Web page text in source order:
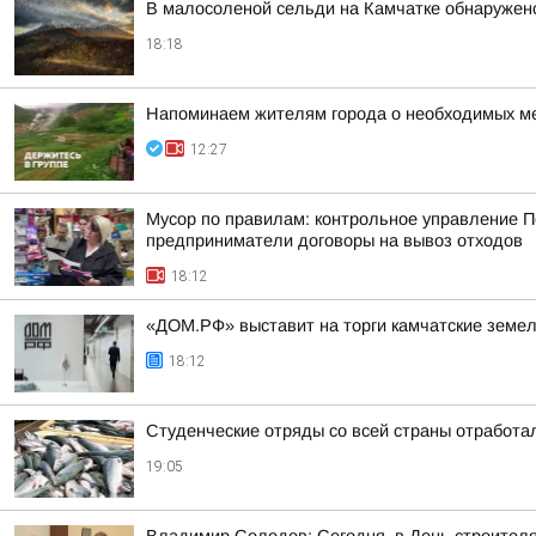
В малосоленой сельди на Камчатке
18:18
Напоминаем жителям города о необходимых
12:27
Мусор по правилам: контрольное управление
предприниматели договоры на вывоз отходов
18:12
«ДОМ.РФ» выставит на торги камчатские
18:12
Студенческие отряды со всей страны
19:05